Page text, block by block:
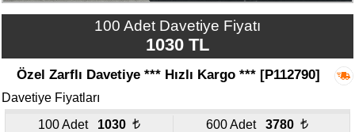
İletişim
427
100 Adet Davetiye Fiyatı
1030 TL
Özel Zarflı Davetiye *** Hızlı Kargo *** [P112790]
Davetiye Fiyatları
100 Adet
1030
600 Adet
3780